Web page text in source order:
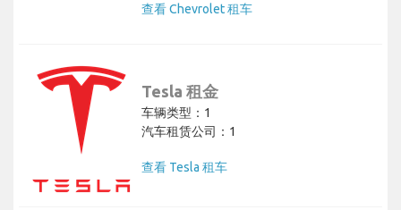
查看 Chevrolet 租车
Tesla 租金
车辆类型：1
汽车租赁公司：1
查看 Tesla 租车